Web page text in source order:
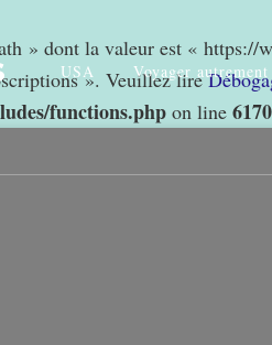
» dont la valeur est « https://
». Veuillez lire
functions.php on line 6170
USA Voyager autrement